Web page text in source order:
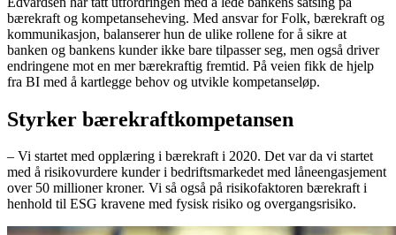
bærekraft og kompetanseheving. Med ansvar for Folk, bærekraft og
kommunikasjon, balanserer hun de ulike rollene for å sikre at
banken og bankens kunder ikke bare tilpasser seg, men også driver
endringene mot en mer bærekraftig fremtid. På veien fikk de hjelp
fra BI med å kartlegge behov og utvikle kompetanseløp.
Styrker bærekraftkompetansen
– Vi startet med opplæring i bærekraft i 2020. Det var da vi startet
med å risikovurdere kunder i bedriftsmarkedet med låneengasjement
over 50 millioner kroner. Vi så også på risikofaktoren bærekraft i
henhold til ESG kravene med fysisk risiko og overgangsrisiko.